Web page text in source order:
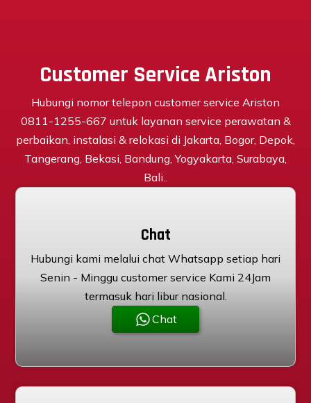
Customer Service Ariston
Hubungi nomor telepon customer service Ariston
0811-1255-667 untuk layanan service perawatan &
perbaikan, instalasi & relokasi di Jakarta, Bogor, Depok,
Tangerang, Bekasi, Bandung, Yogyakarta, Surabaya,
Bali..
Chat
Hubungi kami melalui chat Whatsapp setiap hari
Senin - Minggu customer service Kami 24Jam
termasuk hari libur nasional.
Chat